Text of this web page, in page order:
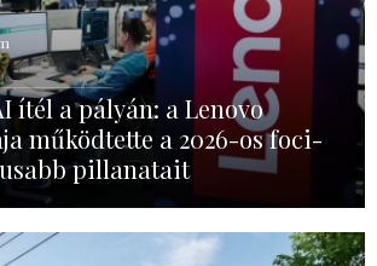
ítél a pályán: a Lenovo
működtette a 2026-os foci-
pillanatait